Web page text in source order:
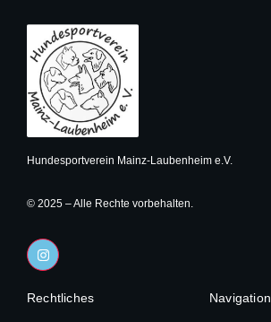
Hundesportverein Mainz-Laubenheim e.V.
© 2025 – Alle Rechte vorbehalten.
I
n
s
a
Rechtliches Navigation